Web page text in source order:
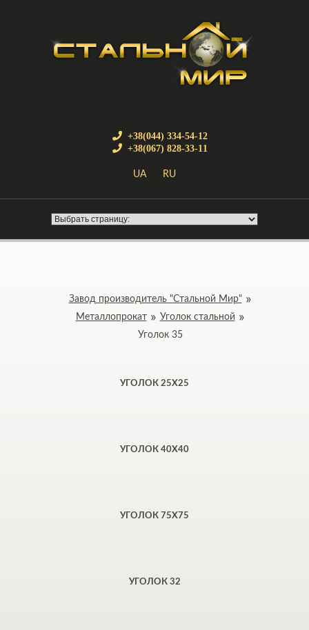
+38(044) 334-54-12
+38(067) 828-33-11
UA RU
Завод производитель "Стальной Мир"
Металлопрокат
Уголок стальной
Уголок 35
УГОЛОК 25Х25
УГОЛОК 40Х40
УГОЛОК 75Х75
УГОЛОК 32